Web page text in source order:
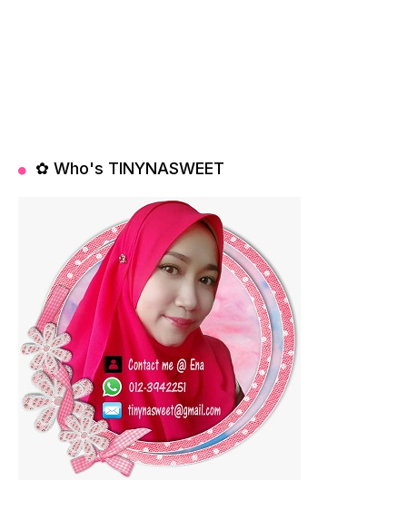
✿ Who's TINYNASWEET